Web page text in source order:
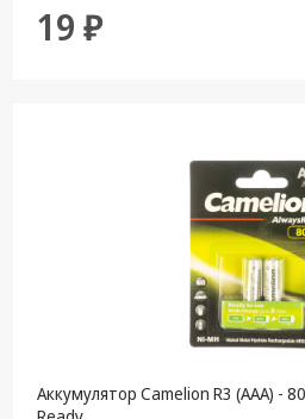
19 ₽
Аккумулятор Camelion R3 (AAA) -